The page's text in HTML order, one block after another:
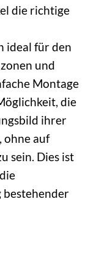
die richtige
ideal für den
und
Montage
die
ihrer
ohne auf
sein. Dies ist